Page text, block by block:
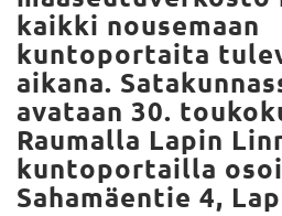
kaikki nousemaan
kuntoportaita
aikana.
avataan 30.
Raumalla Lapin
kuntoportailla
Sahamäentie 4,